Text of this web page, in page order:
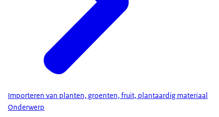
Importeren van planten, groenten, fruit, plantaardig materiaal
Onderwerp